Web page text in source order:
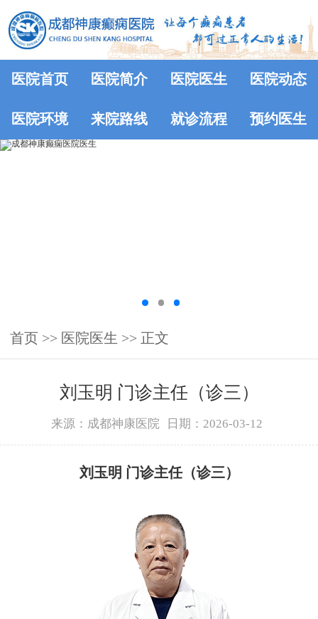
医院首页 医院简介 医院医生 医院动态
医院环境 来院路线 就诊流程 预约医生
首页 >> 医院医生 >> 正文
刘玉明 门诊主任（诊三）
来源：成都神康医院 日期：2026-03-12
刘玉明 门诊主任（诊三）